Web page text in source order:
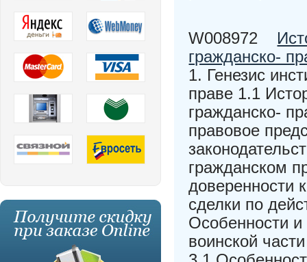
W008972
гражданско-
1. Генезис
праве 1.1
гражданско-
правовое
гражданском
доверенности
сделки по
Особенности
воинской